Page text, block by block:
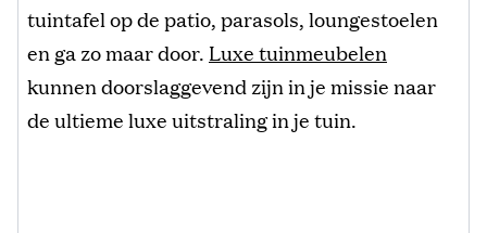
tuintafel op de patio, parasols, loungestoelen
en ga zo maar door. Luxe tuinmeubelen
kunnen doorslaggevend zijn in je missie naar
de ultieme luxe uitstraling in je tuin.